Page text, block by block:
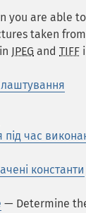
you are able
taken
JPEG and TIFF
час
константи
— Determine